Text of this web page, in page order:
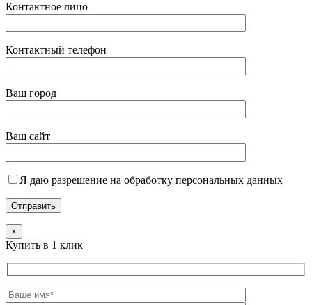
Контактное лицо
Контактный телефон
Ваш город
Ваш сайт
Я даю разрешение на обработку персональных данных
×
Купить в 1 клик